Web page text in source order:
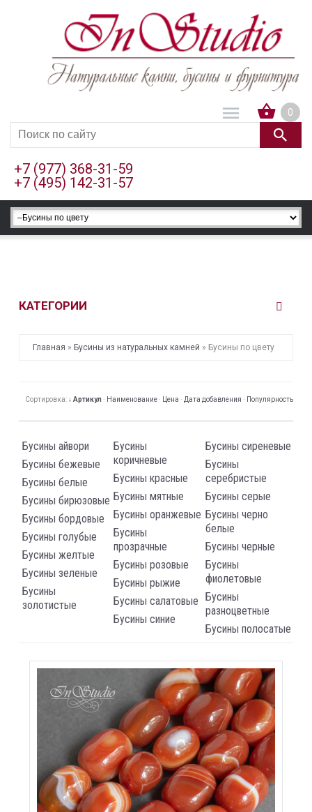
0
+7 (977) 368-31-59
+7 (495) 142-31-57
КАТЕГОРИИ
Главная » Бусины из натуральных камней » Бусины по цвету
Сортировка: ↓ Артикул · Наименование · Цена · Дата добавления · Популярность
Бусины айвори
Бусины бежевые
Бусины белые
Бусины бирюзовые
Бусины бордовые
Бусины голубые
Бусины желтые
Бусины зеленые
Бусины
золотистые
Бусины
коричневые
Бусины красные
Бусины мятные
Бусины оранжевые
Бусины
прозрачные
Бусины розовые
Бусины рыжие
Бусины салатовые
Бусины синие
Бусины сиреневые
Бусины
серебристые
Бусины серые
Бусины черно
белые
Бусины черные
Бусины
фиолетовые
Бусины
разноцветные
Бусины полосатые